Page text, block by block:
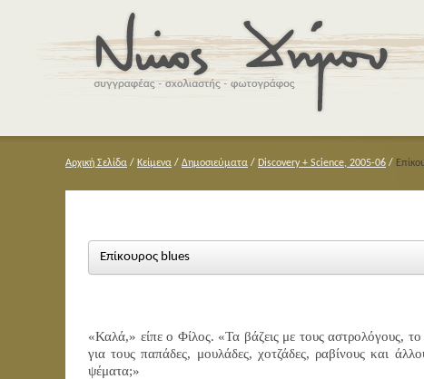
Αρχική Σελίδα / Κείμενα / Δημοσιεύματα / Discovery + Science, 2005-06 /
Επίκουρος blues
«Καλά,» είπε ο Φίλος. «Τα βάζεις με τους αστρολόγους,
για τους παπάδες, μουλάδες, χοτζάδες, ραβίνους και
ψέματα;»